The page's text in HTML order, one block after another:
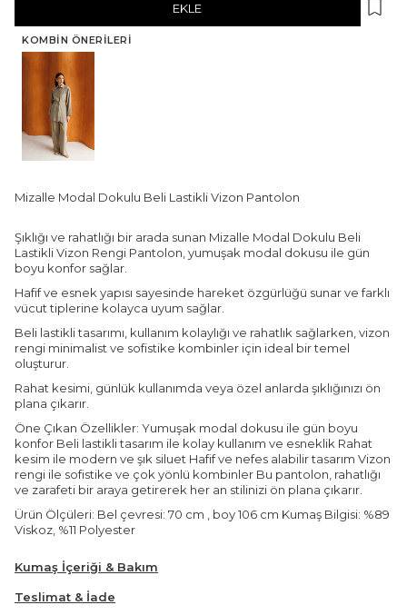
EKLE
KOMBIN ÖNERILERI
Mizalle Modal Dokulu Beli Lastikli Vizon Pantolon
Şıklığı ve rahatlığı bir arada sunan Mizalle Modal Dokulu Beli
Lastikli Vizon Rengi Pantolon, yumuşak modal dokusu ile gün
boyu konfor sağlar.
Hafif ve esnek yapısı sayesinde hareket özgürlüğü sunar ve farklı
vücut tiplerine kolayca uyum sağlar.
Beli lastikli tasarımı, kullanım kolaylığı ve rahatlık sağlarken, vizon
rengi minimalist ve sofistike kombinler için ideal bir temel
oluşturur.
Rahat kesimi, günlük kullanımda veya özel anlarda şıklığınızı ön
plana çıkarır.
Öne Çıkan Özellikler: Yumuşak modal dokusu ile gün boyu
konfor Beli lastikli tasarım ile kolay kullanım ve esneklik Rahat
kesim ile modern ve şık siluet Hafif ve nefes alabilir tasarım Vizon
rengi ile sofistike ve çok yönlü kombinler Bu pantolon, rahatlığı
ve zarafeti bir araya getirerek her an stilinizi ön plana çıkarır.
Ürün Ölçüleri: Bel çevresi: 70 cm , boy 106 cm Kumaş Bilgisi: %89
Viskoz, %11 Polyester
Kumaş İçeriği & Bakım
Teslimat & İade